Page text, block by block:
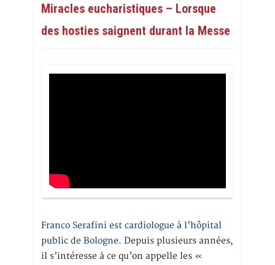
Miracles eucharistiques – Lorsque
des hosties saignent durant la Messe
Franco Serafini est cardiologue à l’hôpital
public de Bologne. Depuis plusieurs années,
il s’intéresse à ce qu’on appelle les «